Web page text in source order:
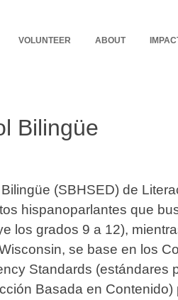
VOLUNTEER ABOUT
Bilingüe
(SBHSED) de
hispanoparlantes que
los grados 9 a 12),
se base en los
Standards
Basada en